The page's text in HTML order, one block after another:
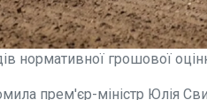
нормативної грошової
прем'єр-міністр Юлія